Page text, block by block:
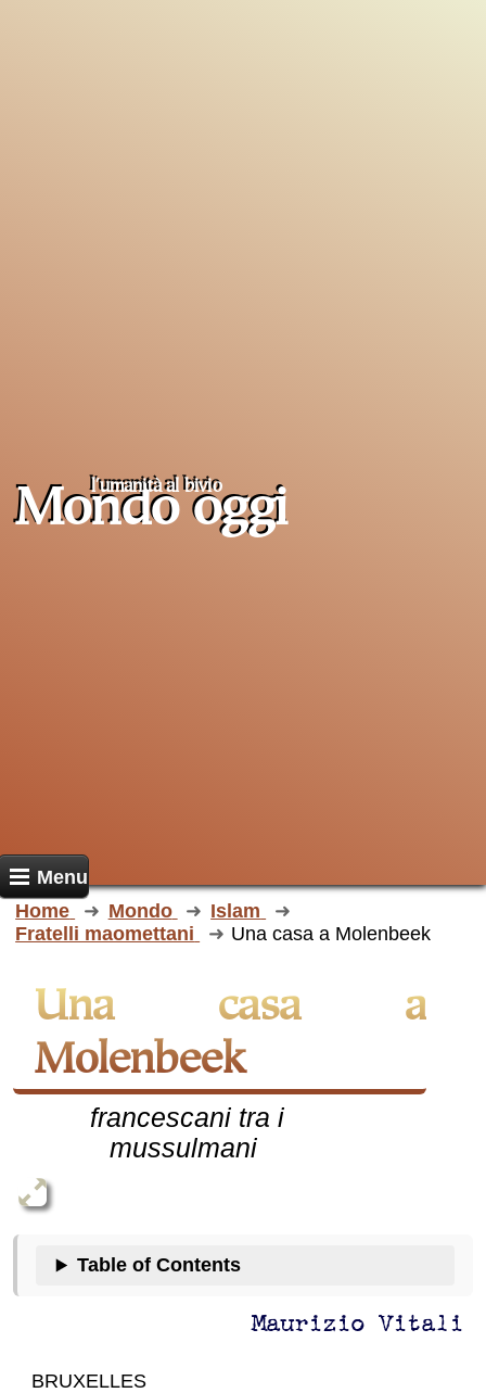
Mondo oggi
l'umanità albivio
Menu
Home
Mondo
Islam
Fratelli maomettani
Una casa a Molenbeek
Una casa a
Molenbeek
francescani tra i
mussulmani
Table of Contents
Maurizio Vitali
BRUXELLES